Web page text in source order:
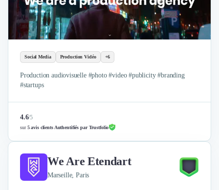
Social Media Production Vidéo +6
Production audiovisuelle #photo #video #publicity #branding
#startups
4.6/5
sur5 avis clients Authentifiés par Trustfolio
We Are Etendart
Marseille, Paris